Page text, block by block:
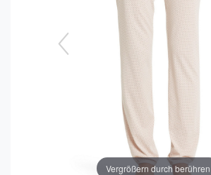
Vergrößern durch berühren